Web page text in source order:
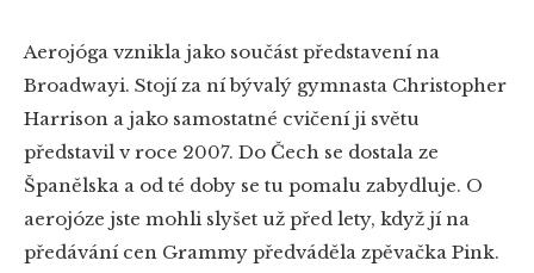
Aerojóga vznikla jako součást představení na
Broadwayi. Stojí za ní bývalý gymnasta Christopher
Harrison a jako samostatné cvičení ji světu
představil v roce 2007. Do Čech se dostala ze
Španělska a od té doby se tu pomalu zabydluje. O
aerojóze jste mohli slyšet už před lety, když jí na
předávání cen Grammy předváděla zpěvačka Pink.